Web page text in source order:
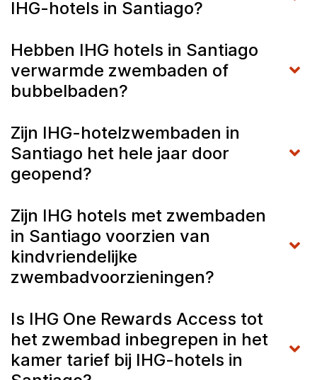
IHG-hotels in Santiago?
Hebben IHG hotels in Santiago
verwarmde zwembaden of
bubbelbaden?
Zijn IHG-hotelzwembaden in
Santiago het hele jaar door
geopend?
Zijn IHG hotels met zwembaden
in Santiago voorzien van
kindvriendelijke
zwembadvoorzieningen?
Is IHG One Rewards Access tot
het zwembad inbegrepen in het
kamer tarief bij IHG-hotels in